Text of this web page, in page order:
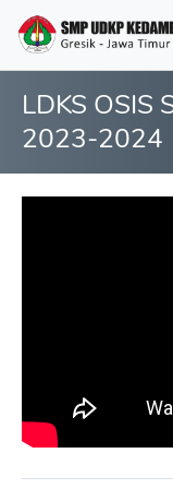
LDKS OSIS
2023-2024